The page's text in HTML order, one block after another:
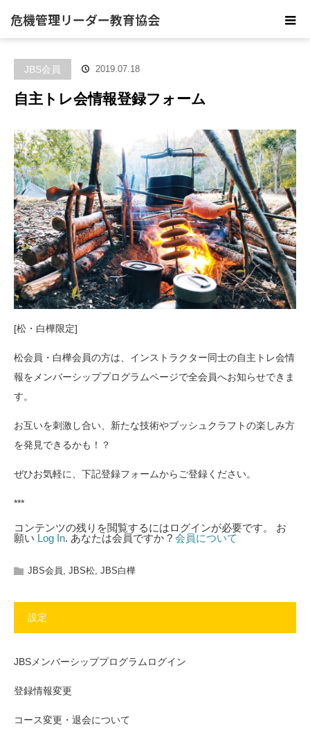
危機管理リーダー教育協会
JBS会員 2019.07.18
自主トレ会情報登録フォーム
[松・白樺限定]
松会員・白樺会員の方は、インストラクター同士の自主トレ会情
報をメンバーシッププログラムページで全会員へお知らせできま
す。
お互いを刺激し合い、新たな技術やブッシュクラフトの楽しみ方
を発見できるかも！？
ぜひお気軽に、下記登録フォームからご登録ください。
***
コンテンツの残りを閲覧するにはログインが必要です。 お
願い Log In. あなたは会員ですか ? 会員について
JBS会員 JBS松 JBS白樺
設定
JBSメンバーシッププログラムログイン
登録情報変更
コース変更・退会について